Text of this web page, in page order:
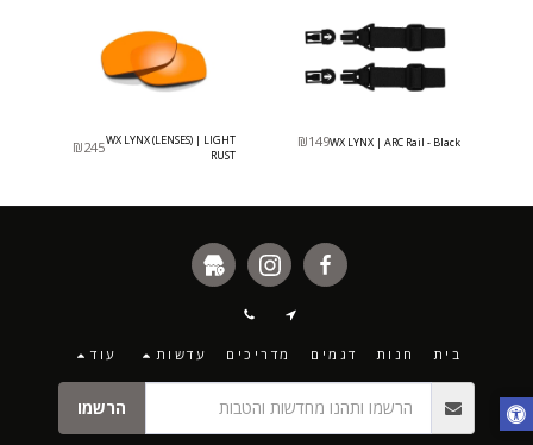
WX LYNX | ARC Rail - Black
₪149
WX LYNX (LENSES) | LIGHT
RUST
₪245
בית חנות דגמים מדריכים עדשות עוד
הרשמו